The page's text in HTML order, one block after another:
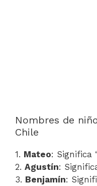
Nombres de
Chile
1. Mateo: Significa
2. Agustín:
3. Benjamín: